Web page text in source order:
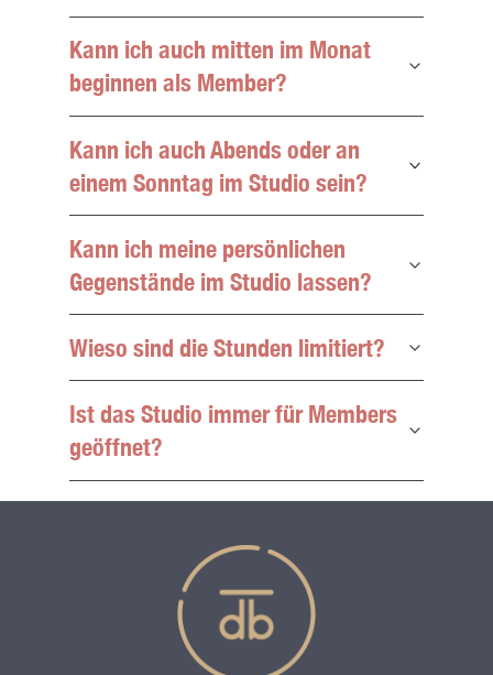
Kann ich auch mitten im Monat
beginnen als Member?
Kann ich auch Abends oder an
einem Sonntag im Studio sein?
Kann ich meine persönlichen
Gegenstände im Studio lassen?
Wieso sind die Stunden limitiert?
Ist das Studio immer für Members
geöffnet?